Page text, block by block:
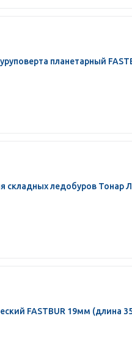
планетарный
складных ледобуров Тонар
FASTBUR 19мм (длина